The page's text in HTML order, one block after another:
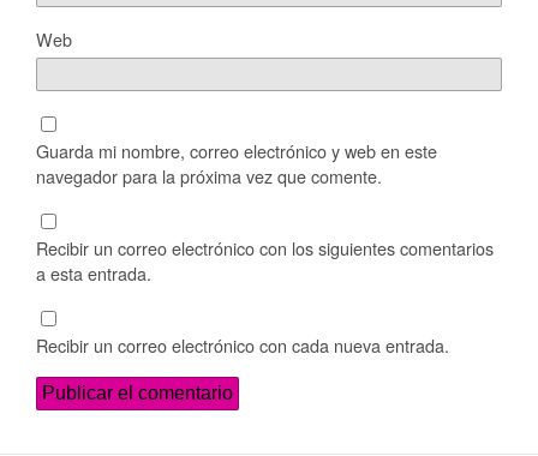
Web
Guarda mi nombre, correo electrónico y web en este
navegador para la próxima vez que comente.
Recibir un correo electrónico con los siguientes comentarios
a esta entrada.
Recibir un correo electrónico con cada nueva entrada.